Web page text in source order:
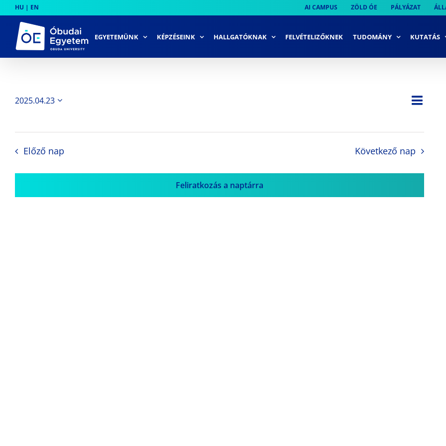
to
content
HU | EN AI CAMPUS ZÖLD ÓE PÁLYÁZAT
EGYETEMÜNK KÉPZÉSEINK HALLGATÓKNAK FELVÉTELIZŐKNEK TUDOMÁNY KUTATÁS
Nap
2025.04.23
Előző nap Következő nap
Feliratkozás a naptárra